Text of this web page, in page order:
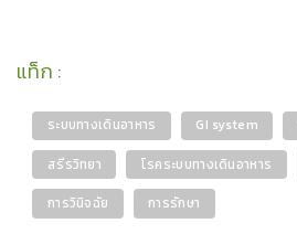
แท็ก :
ระบบทางเดินอาหาร GI system
สรีรวิทยา
โรคระบบทางเดินอาหาร
การวินิจฉัย
การรักษา